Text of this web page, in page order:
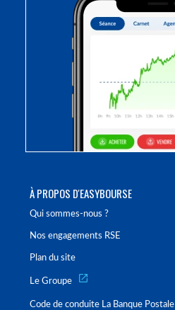
À PROPOS D'EASYBOURSE
Qui sommes-nous ?
Nos engagements RSE
Plan du site
Le Groupe
Code de conduite La Banque Postale